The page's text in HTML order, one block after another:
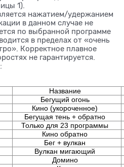
1).
нажатием/удержанием
в данном случае не
по выбранной программе
в пределах от «очень
Корректное плавное
не гарантируется.
Название
Бегущий огонь
Кино (укороченное)
Бегущая тень + обратно
Только для23 программы
Кино обратно
Бег + вулкан
Вулкан мигающий
Домино